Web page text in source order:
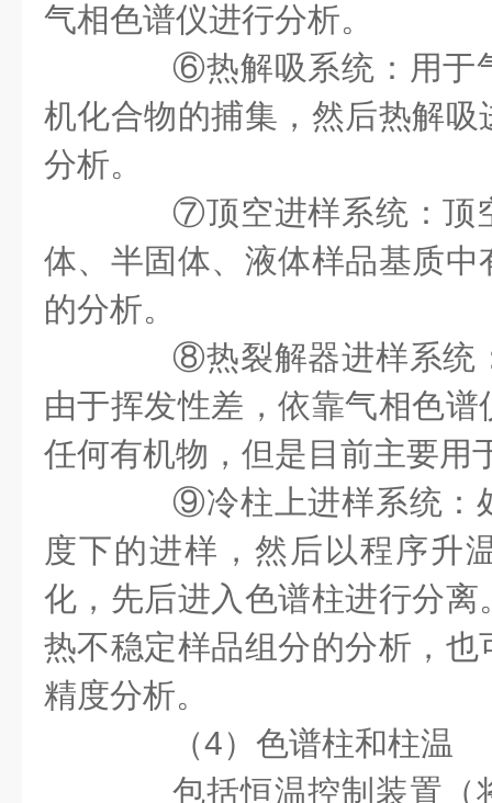
气相色谱仪进行分析。
⑥热解吸系统：用于
机化合物的捕集，然后热解
分析。
⑦顶空进样系统：顶
体、半固体、液体样品基质
的分析。
⑧热裂解器进样系统
由于挥发性差，依靠气相色
任何有机物，但是目前主要用
⑨冷柱上进样系统：
度下的进样，然后以程序升
化，先后进入色谱柱进行分
热不稳定样品组分的分析，
精度分析。
（4）色谱柱和柱温
包括恒温控制装置（